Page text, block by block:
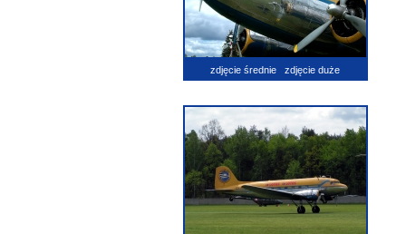
zdjęcie średnie zdjęcie duże